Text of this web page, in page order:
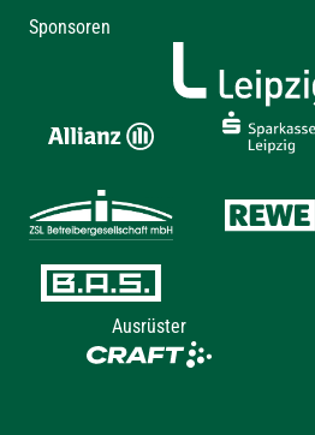
Sponsoren
Ausrüster